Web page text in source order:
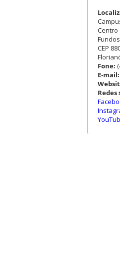
Centro
Fundos
CEP
Fone:
E-mail:
Redes